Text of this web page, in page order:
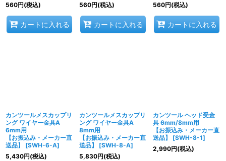
560円(税込)
カートに入れる
560円(税込)
カートに入れる
560円(税込)
カートに入れる
カンツールメスカップリ
ング ワイヤー金具A
6mm用
【お振込み・メーカー直
送品】
[SWH-6-A]
5,430円(税込)
カンツールメスカップリ
ング ワイヤー金具A
8mm用
【お振込み・メーカー直
送品】
[SWH-8-A]
5,830円(税込)
カンツール ヘッド受金
具 6mm/8mm用
【お振込み・メーカー直
送品】
[SWH-8-1]
2,990円(税込)